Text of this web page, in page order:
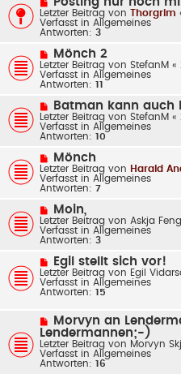
t
r
a
e
u
e
r
B
e
i
t
r
Letzter Beitrag von Thorgrim
Verfasst in Allgemeines
Antworten: 3
N
e
u
e
r
B
e
i
t
r
Mönch 2
Letzter Beitrag von StefanM «
Verfasst in Allgemeines
Antworten: 11
N
e
u
e
r
B
e
i
t
r
Batman kann auch
Letzter Beitrag von StefanM «
Verfasst in Allgemeines
Antworten: 10
N
e
u
e
r
B
e
i
t
r
Mönch
Letzter Beitrag von Harald
Verfasst in Allgemeines
Antworten: 7
N
e
u
e
r
B
e
i
t
r
g
Moin,
Letzter Beitrag von Askja
Verfasst in Allgemeines
Antworten: 3
N
e
u
e
r
e
i
t
r
a
g
Egil stellt sich vor!
Letzter Beitrag von Egil
Verfasst in Allgemeines
Antworten: 15
N
e
u
e
r
B
Morvyn an
Lendermannen;-)
Letzter Beitrag von Morvyn
Verfasst in Allgemeines
Antworten: 16